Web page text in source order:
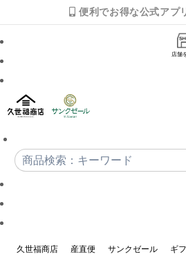
便利でお得な公式アプ
店舗
久世福商店 産直便 サンクゼール ギ